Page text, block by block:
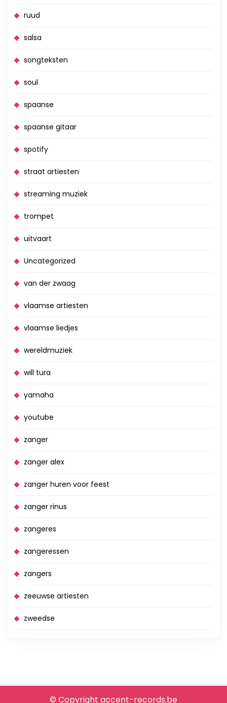
ruud
salsa
songteksten
soul
spaanse
spaanse gitaar
spotify
straat artiesten
streaming muziek
trompet
uitvaart
Uncategorized
van der zwaag
vlaamse artiesten
vlaamse liedjes
wereldmuziek
will tura
yamaha
youtube
zanger
zanger alex
zanger huren voor feest
zanger rinus
zangeres
zangeressen
zangers
zeeuwse artiesten
zweedse
© Copyright accent-records.be